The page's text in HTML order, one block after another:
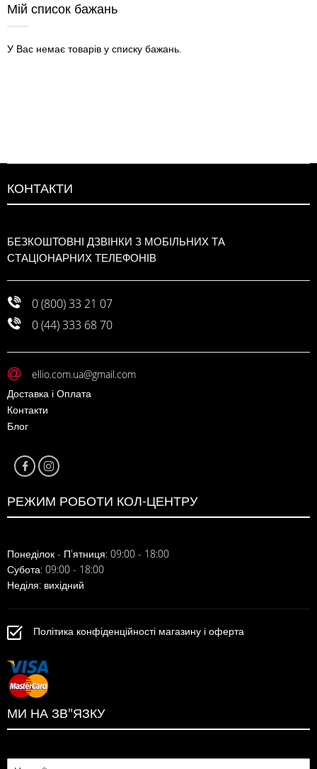
Мій список бажань
У Вас немає товарів у списку бажань.
КОНТАКТИ
БЕЗКОШТОВНІ ДЗВІНКИ З МОБІЛЬНИХ ТА
СТАЦІОНАРНИХ ТЕЛЕФОНІВ
0 (800) 33 21 07
0 (44) 333 68 70
ellio.com.ua@gmail.com
Доставка і Оплата
Контакти
Блог
РЕЖИМ РОБОТИ КОЛ-ЦЕНТРУ
Понеділок - П'ятниця: 09:00 - 18:00
Субота: 09:00 - 18:00
Неділя: вихідний
Політика конфіденційності магазину і оферта
МИ НА ЗВ"ЯЗКУ